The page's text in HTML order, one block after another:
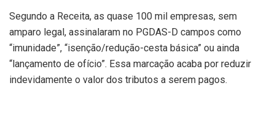
Segundo a Receita, as quase 100 mil empresas, sem
amparo legal, assinalaram no PGDAS-D campos como
“imunidade”, “isenção/redução-cesta básica” ou ainda
“lançamento de ofício”. Essa marcação acaba por reduzir
indevidamente o valor dos tributos a serem pagos.